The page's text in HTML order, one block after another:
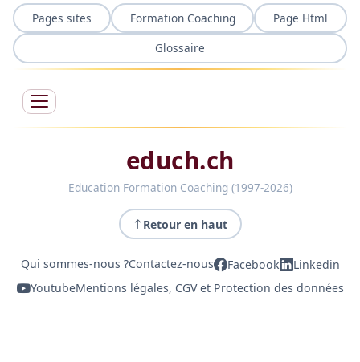
Pages sites Formation Coaching
Page Html
Glossaire
educh.ch
Education Formation Coaching (1997-2026)
Retour en haut
Qui sommes-nous ?Contactez-nous Facebook
Linkedin
YoutubeMentions légales, CGV et Protection des données